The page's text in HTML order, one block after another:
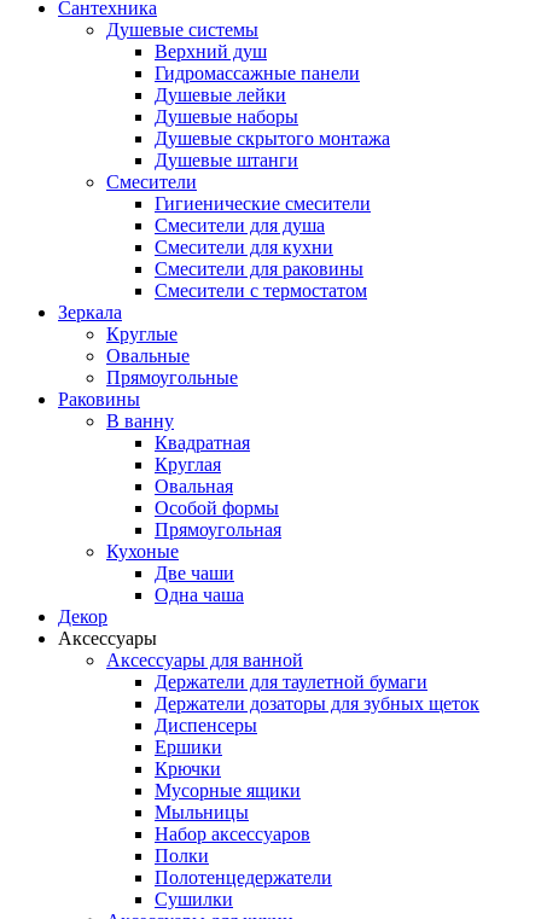
Сантехника
Душевые системы
Верхний душ
Гидромассажные панели
Душевые лейки
Душевые наборы
Душевые скрытого монтажа
Душевые штанги
Смесители
Гигиенические смесители
Смесители для душа
Смесители для кухни
Смесители для раковины
Смесители с термостатом
Зеркала
Круглые
Овальные
Прямоугольные
Раковины
В ванну
Квадратная
Круглая
Овальная
Особой формы
Прямоугольная
Кухоные
Две чаши
Одна чаша
Декор
Аксессуары
Аксессуары для ванной
Держатели для таулетной бумаги
Держатели дозаторы для зубных щеток
Диспенсеры
Ершики
Крючки
Мусорные ящики
Мыльницы
Набор аксессуаров
Полки
Полотенцедержатели
Сушилки